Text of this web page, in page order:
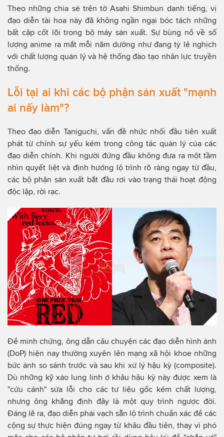
Theo những chia sẻ trên tờ Asahi Shimbun danh tiếng, vị
đạo diễn tài hoa này đã không ngần ngại bóc tách những
bất cập cốt lõi trong bộ máy sản xuất. Sự bùng nổ về số
lượng anime ra mắt mỗi năm dường như đang tỷ lệ nghịch
với chất lượng quản lý và hệ thống đào tạo nhân lực truyền
thống.
Lỗi tại ai khi các bộ phận sản xuất "mạnh
ai nấy làm"?
Theo đạo diễn Taniguchi, vấn đề nhức nhối đầu tiên xuất
phát từ chính sự yếu kém trong công tác quản lý của các
đạo diễn chính. Khi người đứng đầu không đưa ra một tầm
nhìn quyết liệt và định hướng lộ trình rõ ràng ngay từ đầu,
các bộ phận sản xuất bắt đầu rơi vào trạng thái hoạt động
độc lập, rời rạc.
Để minh chứng, ông dẫn câu chuyện các đạo diễn hình ảnh
(DoP) hiện nay thường xuyên lên mạng xã hội khoe những
bức ảnh so sánh trước và sau khi xử lý hậu kỳ (composite).
Dù những kỹ xảo lung linh ở khâu hậu kỳ này được xem là
"cứu cánh" sửa lỗi cho các tư liệu gốc kém chất lượng,
nhưng ông khẳng định đây là một quy trình ngược đời.
Đáng lẽ ra, đạo diễn phải vạch sẵn lộ trình chuẩn xác để các
cộng sự thực hiện đúng ngay từ khâu đầu tiên, thay vì phó